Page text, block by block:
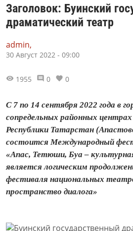
Заголовок: Буинский
драматический театр
admin,
30 Август 2022 - 09:00
1955 0 0
С 7 по 14 сентября 2022 года в
сопредельных районных
Республики Татарстан
состоится Международный
«Апас, Тетюши, Буа –
является логическим
фестиваля национальных
пространство диалога»